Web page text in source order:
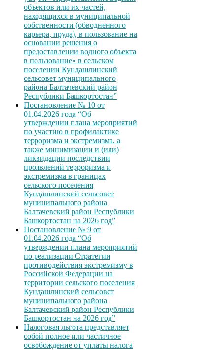
объектов или их частей,
находящихся в муниципальной
собственности (обводненного
карьера, пруда), в пользование на
основании решения о
предоставлении водного объекта
в пользование» в сельском
поселении Кундашлинский
сельсовет муниципального
района Балтачевский район
Республики Башкортостан”
Постановление № 10 от
01.04.2026 года “Об
утверждении плана мероприятий
по участию в профилактике
терроризма и экстремизма, а
также минимизации и (или)
ликвидации последствий
проявлений терроризма и
экстремизма в границах
сельского поселения
Кундашлинский сельсовет
муниципального района
Балтачевский район Республики
Башкортостан на 2026 год”
Постановление № 9 от
01.04.2026 года “Об
утверждении плана мероприятий
по реализации Стратегии
противодействия экстремизму в
Российской Федерации на
территории сельского поселения
Кундашлинский сельсовет
муниципального района
Балтачевский район Республики
Башкортостан на 2026 год”
Налоговая льгота представляет
собой полное или частичное
освобождение от уплаты налога